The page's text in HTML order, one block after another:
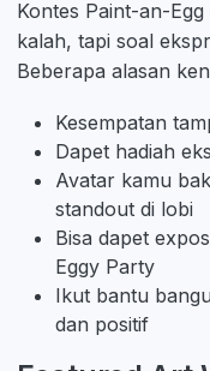
Kontes Paint-an-
kalah, tapi soal
Beberapa alasan
Kesempatan
Dapet hadiah
Avatar kamu
standout di lobi
Bisa dapet
Eggy Party
Ikut bantu
dan positif